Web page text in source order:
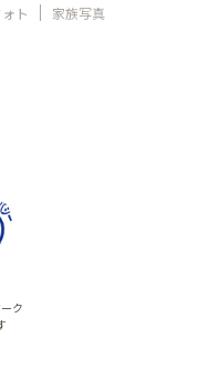
ト 家族写真
ク